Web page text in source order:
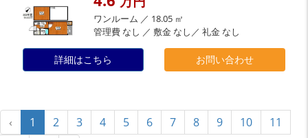
ワンルーム ／ 18.05 ㎡
管理費 なし ／ 敷金 なし／ 礼金 なし
詳細はこちら お問い合わせ
‹ 1 2 3 4 5 6 7 8 9 10
11